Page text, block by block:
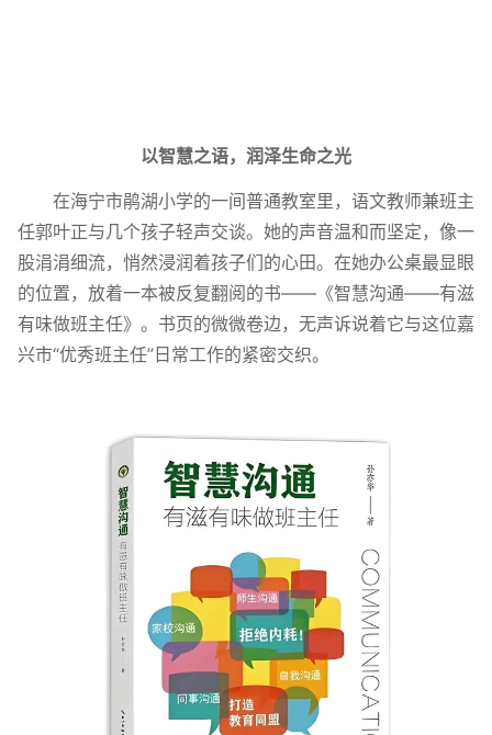
以智慧之语，润泽生命之光
在海宁市鹃湖小学的一间普通教室里，语文教师兼班主
任郭叶正与几个孩子轻声交谈。她的声音温和而坚定，像一
股涓涓细流，悄然浸润着孩子们的心田。在她办公桌最显眼
的位置，放着一本被反复翻阅的书——《智慧沟通——有滋
有味做班主任》。书页的微微卷边，无声诉说着它与这位嘉
兴市“优秀班主任”日常工作的紧密交织。